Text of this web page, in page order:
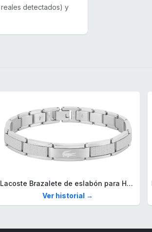
reales detectados) y
Lacoste Brazalete de eslabón para Hombre Colección STENCIL de Acero inoxidable
Ver historial →